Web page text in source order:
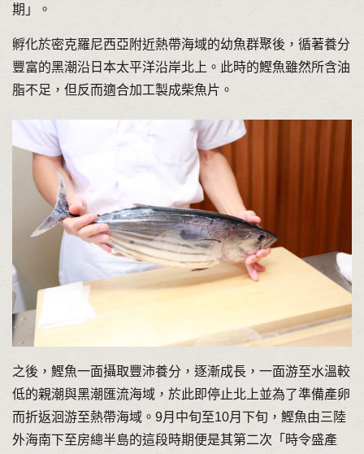
期」。
孵化於密克羅尼西亞附近熱帶海域的幼魚群聚後，循著養分
豐富的黑潮沿日本太平洋沿岸北上。此時的鰹魚雖然所含油
脂不足，但反而適合加工製成柴魚片。
之後，鰹魚一面攝取豐沛養分，逐漸成長，一面游至水溫較
低的親潮與黑潮匯流海域，於此即停止北上並為了準備產卵
而折返洄游至熱帶海域。9月中旬至10月下旬，鰹魚由三陸
外海南下至房總半島的這段時期便是其第二次「時令盛產